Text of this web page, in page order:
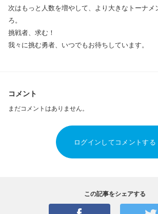
次はもっと人数を増やして、より大きなトーナメ
ろ。
挑戦者、求む！
我々に挑む勇者、いつでもお待ちしています。
コメント
まだコメントはありません。
ログインしてコメントする
この記事をシェアする